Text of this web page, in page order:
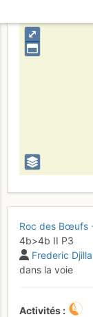
⤢
Roc des Bœufs
4b>4b II P3
Frederic
dans la voie
Activités